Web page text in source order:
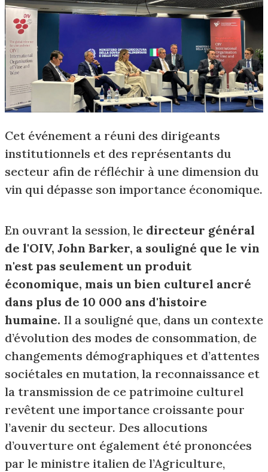
Cet événement a réuni des dirigeants
institutionnels et des représentants du
secteur afin de réfléchir à une dimension du
vin qui dépasse son importance économique.
En ouvrant la session, le directeur général
de l'OIV, John Barker, a souligné que le vin
n'est pas seulement un produit
économique, mais un bien culturel ancré
dans plus de 10 000 ans d'histoire
humaine. Il a souligné que, dans un contexte
d’évolution des modes de consommation, de
changements démographiques et d’attentes
sociétales en mutation, la reconnaissance et
la transmission de ce patrimoine culturel
revêtent une importance croissante pour
l’avenir du secteur. Des allocutions
d’ouverture ont également été prononcées
par le ministre italien de l’Agriculture,